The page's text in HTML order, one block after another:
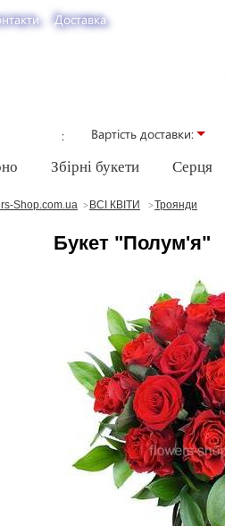
Доставка
Вартiсть доставки:
Збірні букети Серця
Shop.com.ua ВСІ КВІТИ Троянди
Букет "Полум'я"